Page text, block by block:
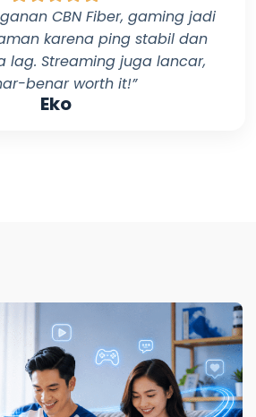
CBN Fiber, gaming jadi
karena ping stabil dan
lag. Streaming juga lancar,
benar worth it!”
Eko